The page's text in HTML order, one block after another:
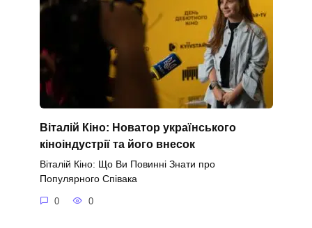
Віталій Кіно: Новатор українського
кіноіндустрії та його внесок
Віталій Кіно: Що Ви Повинні Знати про
Популярного Співака
0 0